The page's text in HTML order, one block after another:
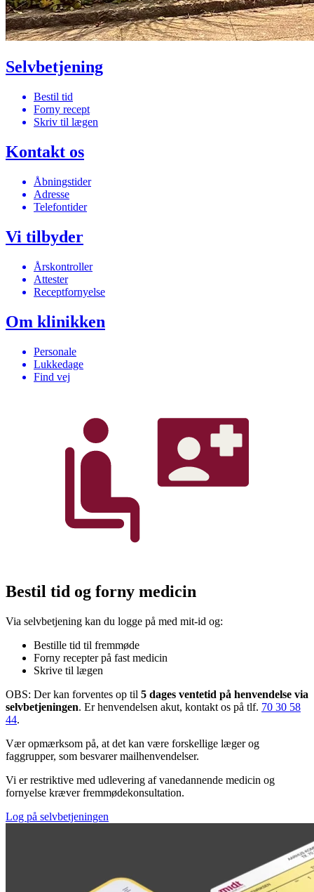
Selvbetjening
Bestil tid
Forny recept
Skriv til lægen
Kontakt os
Åbningstider
Adresse
Telefontider
Vi tilbyder
Årskontroller
Attester
Receptfornyelse
Om klinikken
Personale
Lukkedage
Find vej
Bestil tid og forny medicin
Via selvbetjening kan du logge på med mit-id og:
Bestille tid til fremmøde
Forny recepter på fast medicin
Skrive til lægen
OBS: Der kan forventes op til 5 dages ventetid på henvendelse via
selvbetjeningen. Er henvendelsen akut, kontakt os på tlf. 70 30 58
44.
Vær opmærksom på, at det kan være forskellige læger og
faggrupper, som besvarer mailhenvendelser.
Vi er restriktive med udlevering af vanedannende medicin og
fornyelse kræver fremmødekonsultation.
Log på selvbetjeningen